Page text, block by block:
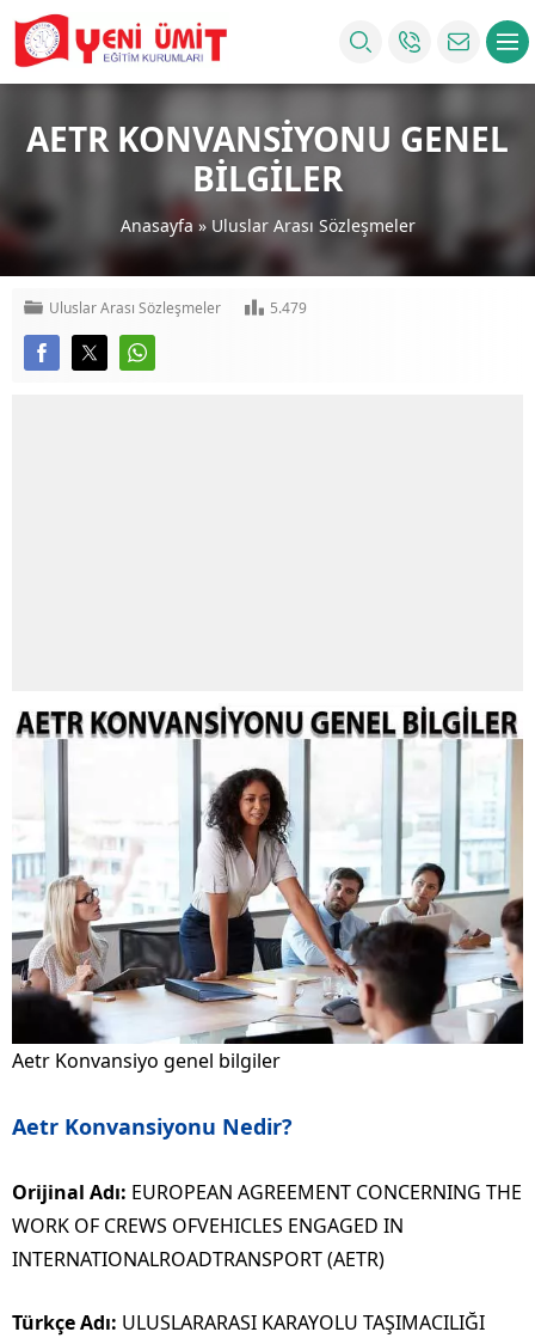
AETR KONVANSİYONU GENEL
BİLGİLER
Anasayfa»Uluslar Arası Sözleşmeler
Uluslar Arası Sözleşmeler 5.479
Aetr Konvansiyo genel bilgiler
Aetr Konvansiyonu Nedir?
Orijinal Adı: EUROPEAN AGREEMENT CONCERNING THE
WORK OF CREWS OFVEHICLES ENGAGED IN
INTERNATIONALROADTRANSPORT (AETR)
Türkçe Adı: ULUSLARARASI KARAYOLU TAŞIMACILIĞI